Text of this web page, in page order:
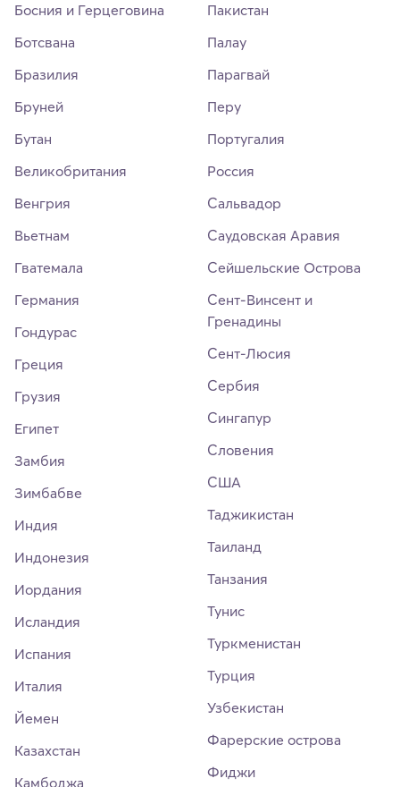
Босния и Герцеговина
Ботсвана
Бразилия
Бруней
Бутан
Великобритания
Венгрия
Вьетнам
Гватемала
Германия
Гондурас
Греция
Грузия
Египет
Замбия
Зимбабве
Индия
Индонезия
Иордания
Исландия
Испания
Италия
Йемен
Казахстан
Камбоджа
Пакистан
Палау
Парагвай
Перу
Португалия
Россия
Сальвадор
Саудовская Аравия
Сейшельские Острова
Сент-Винсент и
Гренадины
Сент-Люсия
Сербия
Сингапур
Словения
США
Таджикистан
Таиланд
Танзания
Тунис
Туркменистан
Турция
Узбекистан
Фарерские острова
Фиджи